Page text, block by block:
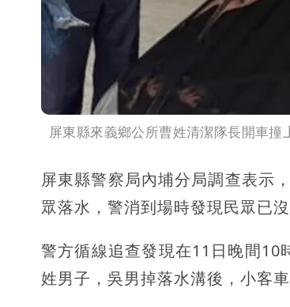
屏東縣來義鄉公所曹姓清潔隊長開車
屏東縣警察局內埔分局調查表示
眾落水，警消到場時發現民眾已
警方循線追查發現在11日晚間10
姓男子，吳男掉落水溝後，小客